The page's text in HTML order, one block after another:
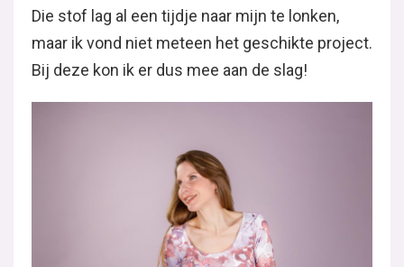
Die stof lag al een tijdje naar mijn te lonken,
maar ik vond niet meteen het geschikte project.
Bij deze kon ik er dus mee aan de slag!